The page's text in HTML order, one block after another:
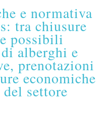
e normativa
tra chiusure
possibili
alberghi e
prenotazioni
economiche
settore